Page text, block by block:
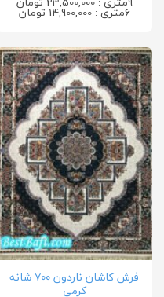
6متری : 14,900,000 تومان
فرش کاشان ناردون ۷۰۰ شانه
کرمی